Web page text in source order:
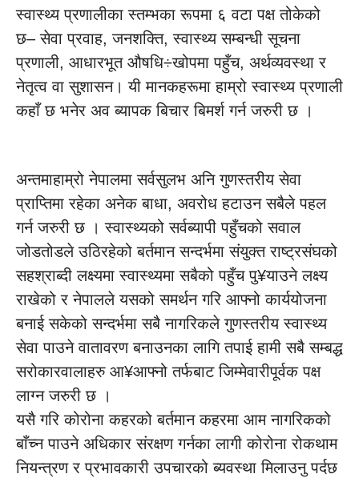
स्वास्थ्य प्रणालीका स्तम्भका रूपमा ६ वटा पक्ष तोकेको
छ– सेवा प्रवाह, जनशक्ति, स्वास्थ्य सम्बन्धी सूचना
प्रणाली, आधारभूत औषधि÷खोपमा पहुँच, अर्थव्यवस्था र
नेतृत्व वा सुशासन। यी मानकहरूमा हाम्रो स्वास्थ्य प्रणाली
कहाँ छ भनेर अव ब्यापक बिचार बिमर्श गर्न जरुरी छ ।
अन्तमाहाम्रो नेपालमा सर्वसुलभ अनि गुणस्तरीय सेवा
प्राप्तिमा रहेका अनेक बाधा, अवरोध हटाउन सबैले पहल
गर्न जरुरी छ । स्वास्थ्यको सर्वब्यापी पहुँचको सवाल
जोडतोडले उठिरहेको बर्तमान सन्दर्भमा संयुक्त राष्ट्रसंघको
सहश्राब्दी लक्ष्यमा स्वास्थ्यमा सबैको पहुँच पु¥याउने लक्ष्य
राखेको र नेपालले यसको समर्थन गरि आफ्नो कार्ययोजना
बनाई सकेको सन्दर्भमा सबै नागरिकले गुणस्तरीय स्वास्थ्य
सेवा पाउने वातावरण बनाउनका लागि तपाई हामी सबै सम्बद्ध
सरोकारवालाहरु आ¥आफ्नो तर्फबाट जिम्मेवारीपूर्वक पक्ष
लाग्न जरुरी छ ।
यसै गरि कोरोना कहरको बर्तमान कहरमा आम नागरिकको
बाँच्न पाउने अधिकार संरक्षण गर्नका लागी कोरोना रोकथाम
नियन्त्रण र प्रभावकारी उपचारको ब्यवस्था मिलाउनु पर्दछ